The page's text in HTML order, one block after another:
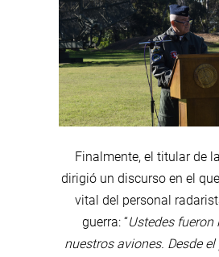
Finalmente, el titular de
dirigió un discurso en el
vital del personal
guerra: “Ustedes fueron
nuestros aviones. Desde